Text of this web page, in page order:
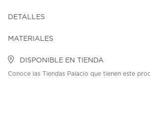
DETALLES
MATERIALES
DISPONIBLE EN TIENDA
Conoce las Tiendas Palacio que tienen este